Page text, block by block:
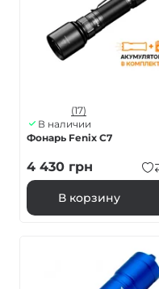
(17)
В наличии
Фонарь Fenix C7
4 430 грн
В корзину